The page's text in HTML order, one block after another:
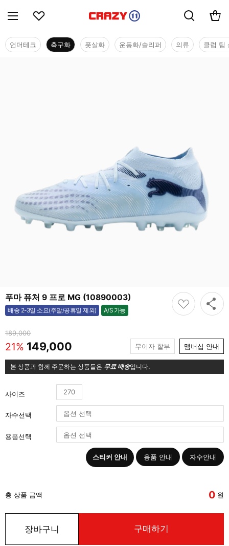
언더테크 축구화 풋살화 운동화/슬리퍼 의류 클럽 팀
푸마 퓨처 9 프로 MG (10890003)
배송 2-3일 소요(주말/공휴일 제외) A/S 가능
가능
189,000
21% 149,000 무이자 할부 맴버십 안내
본 상품과 함께 주문하는 상품들은 무료 배송입니다.
사이즈 270
자수선택
용품선택
스티커 안내 용품 안내 자수안내
총 상품 금액 0 원
장바구니 구매하기